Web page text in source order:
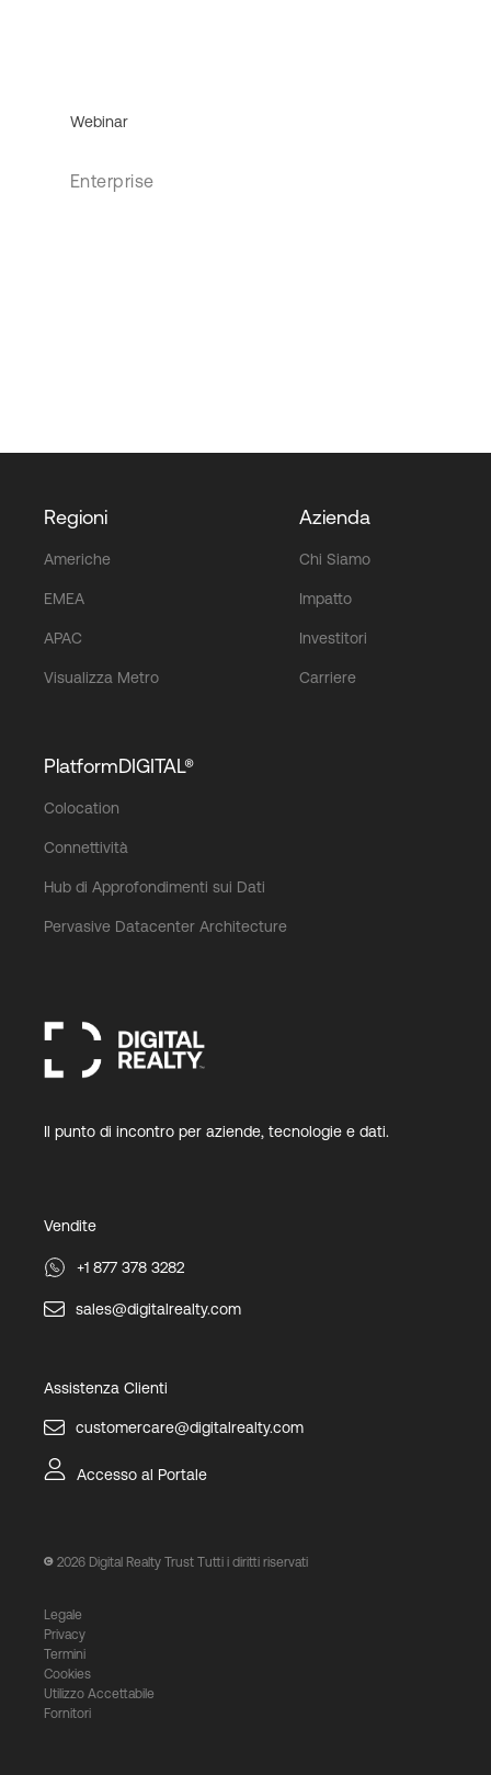
Webinar
Enterprise
Regioni
Americhe
EMEA
APAC
Visualizza Metro
Azienda
Chi Siamo
Impatto
Investitori
Carriere
PlatformDIGITAL®
Colocation
Connettività
Hub di Approfondimenti sui Dati
Pervasive Datacenter Architecture
Il punto di incontro per aziende, tecnologie e dati.
Vendite
+1 877 378 3282
sales@digitalrealty.com
Assistenza Clienti
customercare@digitalrealty.com
Accesso al Portale
2026 Digital Realty Trust Tutti i diritti riservati
Legale
Privacy
Termini
Cookies
Utilizzo Accettabile
Fornitori